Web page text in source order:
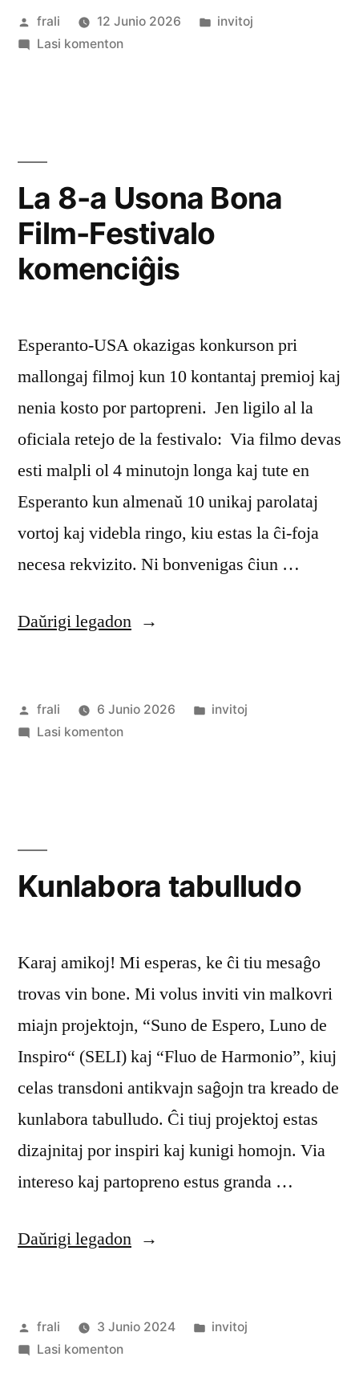
Afiŝita
de
frali 12 Junio 2026
Afiŝita
invitoj
Lasi komentonpri
La 8-a Usona Bona
Film-Festivalo
komenciĝis
Esperanto-USA okazigas konkurson pri
mallongaj filmoj kun 10 kontantaj premioj kaj
nenia kosto por partopreni. Jen ligilo al la
oficiala retejo de la festivalo: Via filmo devas
esti malpli ol 4 minutojn longa kaj tute en
Esperanto kun almenaŭ 10 unikaj parolataj
vortoj kaj videbla ringo, kiu estas la ĉi-foja
necesa rekvizito. Ni bonvenigas ĉiun …
Daŭrigi legadon“La
Usona
Afiŝita
de
frali 6 Junio 2026
Afiŝita
invitoj
Lasi komentonpri
Festivalo
Kunlabora tabulludo
Karaj amikoj! Mi esperas, ke ĉi tiu mesaĝo
trovas vin bone. Mi volus inviti vin malkovri
miajn projektojn, “Suno de Espero, Luno de
Inspiro“ (SELI) kaj “Fluo de Harmonio”, kiuj
celas transdoni antikvajn saĝojn tra kreado de
kunlabora tabulludo. Ĉi tiuj projektoj estas
dizajnitaj por inspiri kaj kunigi homojn. Via
intereso kaj partopreno estus granda …
Daŭrigi legadon“Kunlabora
Afiŝita
de
frali 3 Junio 2024
Afiŝita
invitoj
Lasi komentonpri